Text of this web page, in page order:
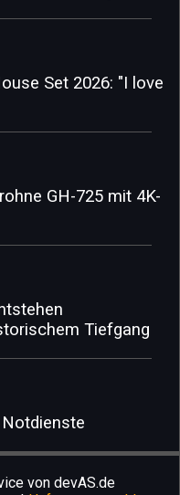
Set 2026: "I love
GH-725 mit 4K-
Tiefgang
von devAS.de